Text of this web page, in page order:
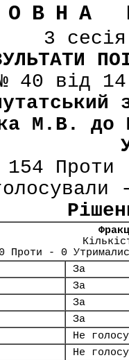
3
40 від
М.В. до
Проти
Проти - 0
За
За
За
За
Не
Не